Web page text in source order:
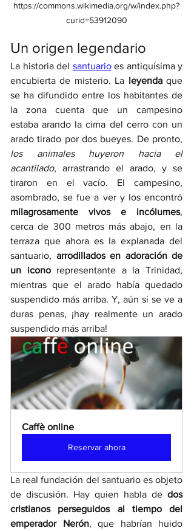
https://commons.wikimedia.org/w/index.php?
curid=53912090
Un origen legendario
La historia del santuario es antiquísima y
encubierta de misterio. La leyenda que
se ha difundido entre los habitantes de
la zona cuenta que un campesino
estaba arando la cima del cerro con un
los animales huyeron hacia el
acantilado, arrastrando el arado, y se
tiraron en el vacío. El campesino,
milagrosamente vivos e incólumes,
cerca de 300 metros más abajo, en la
terraza que ahora es la explanada del
santuario, arrodillados en adoración de
un icono representante a la Trinidad,
mientras que el arado había quedado
suspendido más arriba. Y, aún si se ve a
duras penas, ¡hay realmente un arado
suspendido más arriba!
Caffè online
Reservar ahora
La real fundación del santuario es objeto
de discusión. Hay quien habla de dos
cristianos perseguidos al tiempo del
emperador Nerón, que habrían huido